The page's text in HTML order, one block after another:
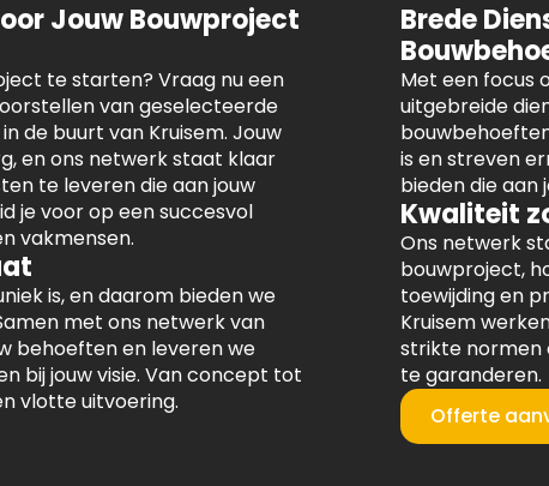
Jouw Bouwproject
te starten? Vraag nu een
van geselecteerde
de buurt van Kruisem. Jouw
en ons netwerk staat klaar
te leveren die aan jouw
je voor op een succesvol
vakmensen.
is, en daarom bieden we
met ons netwerk van
behoeften en leveren we
bij jouw visie. Van concept tot
vlotte uitvoering.
Brede
Met een focus
uitgebreide
is en streven
bieden die aan
Kwaliteit
Ons netwerk
bouwproject,
toewijding en
Kruisem
strikte normen
te garanderen.
Offerte